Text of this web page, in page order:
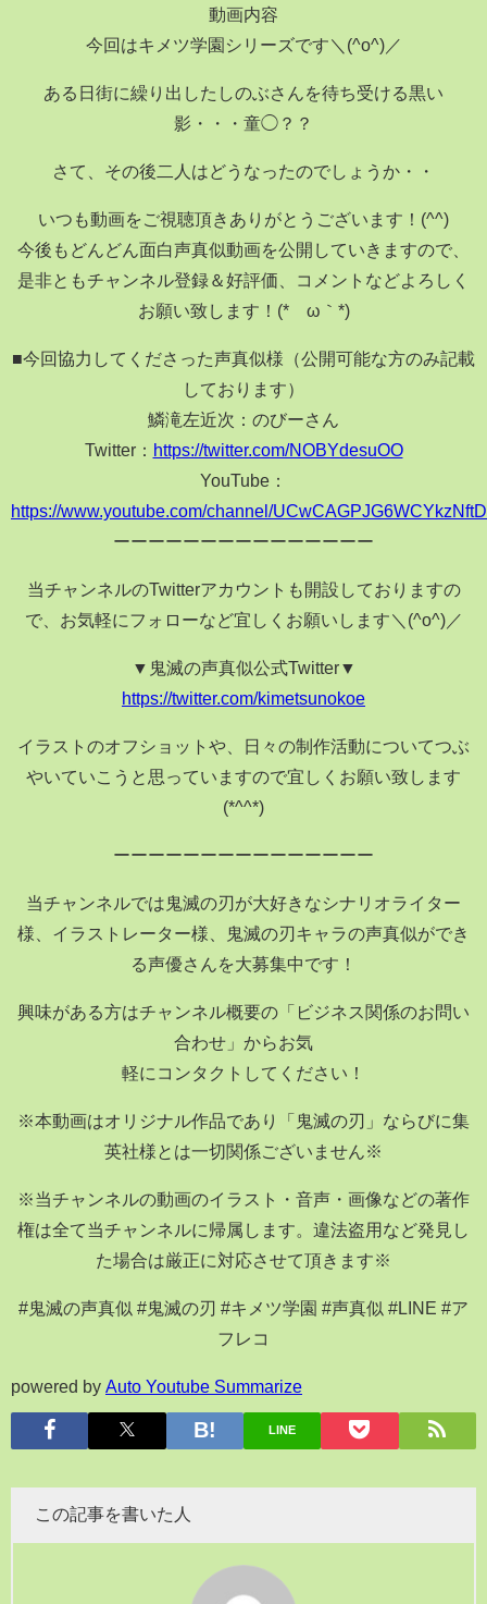
動画内容
今回はキメツ学園シリーズです＼(^o^)／
ある日街に繰り出したしのぶさんを待ち受ける黒い
影・・・童◯？？
さて、その後二人はどうなったのでしょうか・・
いつも動画をご視聴頂きありがとうございます！(^^)
今後もどんどん面白声真似動画を公開していきますので、
是非ともチャンネル登録＆好評価、コメントなどよろしく
お願い致します！(*´ω｀*)
■今回協力してくださった声真似様（公開可能な方のみ記載
しております）
鱗滝左近次：のびーさん
Twitter： https://twitter.com/NOBYdesuOO
YouTube：
https://www.youtube.com/channel/
ーーーーーーーーーーーーーーー
当チャンネルのTwitterアカウントも開設しておりますの
で、お気軽にフォローなど宜しくお願いします＼(^o^)／
▼鬼滅の声真似公式Twitter▼
https://twitter.com/kimetsunokoe
イラストのオフショットや、日々の制作活動についてつぶ
やいていこうと思っていますので宜しくお願い致します
(*^^*)
ーーーーーーーーーーーーーーー
当チャンネルでは鬼滅の刃が大好きなシナリオライター
様、イラストレーター様、鬼滅の刃キャラの声真似ができ
る声優さんを大募集中です！
興味がある方はチャンネル概要の「ビジネス関係のお問い
合わせ」からお気
軽にコンタクトしてください！
※本動画はオリジナル作品であり「鬼滅の刃」ならびに集
英社様とは一切関係ございません※
※当チャンネルの動画のイラスト・音声・画像などの著作
権は全て当チャンネルに帰属します。違法盗用など発見し
た場合は厳正に対応させて頂きます※
#鬼滅の声真似 #鬼滅の刃 #キメツ学園 #声真似 #LINE #ア
フレコ
powered by Auto Youtube Summarize
LINE
この記事を書いた人